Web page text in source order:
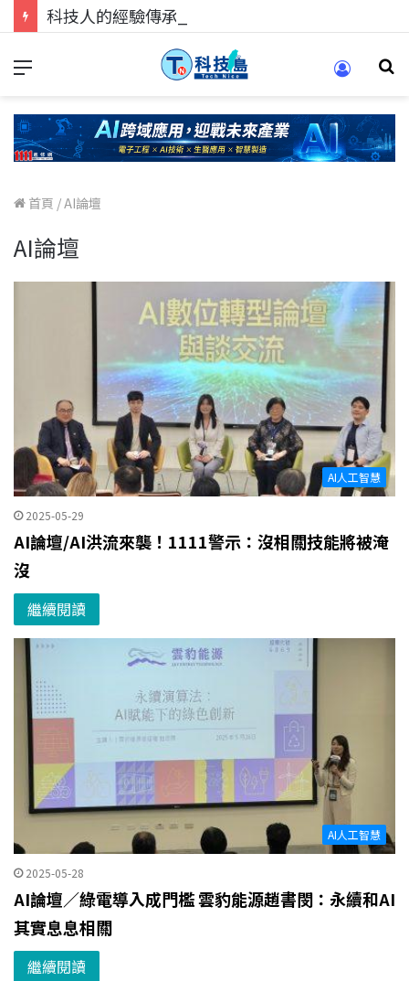
首頁 /AI論壇
AI論壇
AI人工智慧
2025-05-29
AI論壇/AI洪流來襲！1111警示：沒相關技能將被淹
沒
繼續閱讀
AI人工智慧
2025-05-28
AI論壇／綠電導入成門檻 雲豹能源趙書閔：永續和AI
其實息息相關
繼續閱讀